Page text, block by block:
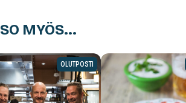
MYÖS...
OLUTPOSTI